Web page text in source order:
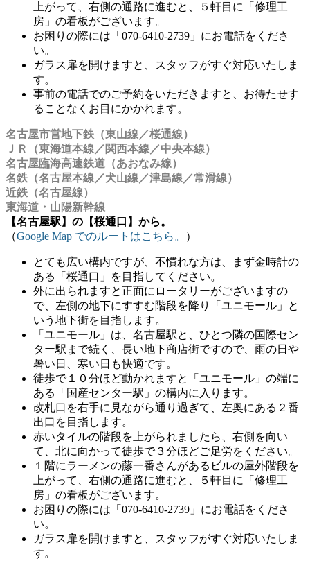
上がって、右側の通路に進むと、５軒目に「修理工
房」の看板がございます。
お困りの際には「070-6410-2739」にお電話をくださ
い。
ガラス扉を開けますと、スタッフがすぐ対応いたしま
す。
事前の電話でのご予約をいただきますと、お待たせす
ることなくお目にかかれます。
名古屋市営地下鉄（東山線／桜通線）
ＪＲ（東海道本線／関西本線／中央本線）
名古屋臨海高速鉄道（あおなみ線）
名鉄（名古屋本線／犬山線／津島線／常滑線）
近鉄（名古屋線）
東海道・山陽新幹線
【名古屋駅】の【桜通口】から。
（Google Map でのルートはこちら。 ）
とても広い構内ですが、不慣れな方は、まず金時計の
ある「桜通口」を目指してください。
外に出られますと正面にロータリーがございますの
で、左側の地下にすすむ階段を降り「ユニモール」と
いう地下街を目指します。
「ユニモール」は、名古屋駅と、ひとつ隣の国際セン
ター駅まで続く、長い地下商店街ですので、雨の日や
暑い日、寒い日も快適です。
徒歩で１０分ほど動かれますと「ユニモール」の端に
ある「国産センター駅」の構内に入ります。
改札口を右手に見ながら通り過ぎて、左奥にある２番
出口を目指します。
赤いタイルの階段を上がられましたら、右側を向い
て、北に向かって徒歩で３分ほどご足労をください。
１階にラーメンの藤一番さんがあるビルの屋外階段を
上がって、右側の通路に進むと、５軒目に「修理工
房」の看板がございます。
お困りの際には「070-6410-2739」にお電話をくださ
い。
ガラス扉を開けますと、スタッフがすぐ対応いたしま
す。